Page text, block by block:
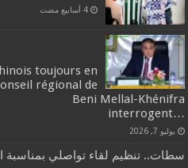
‏4 أسابيع مضت
toujours en
régional de
Beni Mellal-Khénifra
…interrogent
يوليو 7, 2026
سطات.. تنظيم لقاء تواصلي بمناسبة